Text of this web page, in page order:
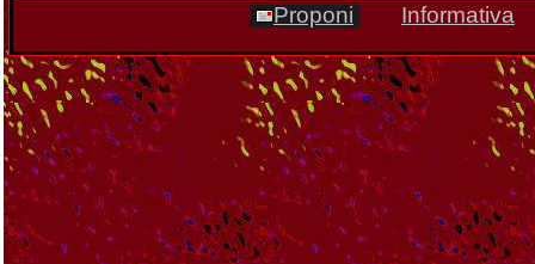
Proponi Informativa